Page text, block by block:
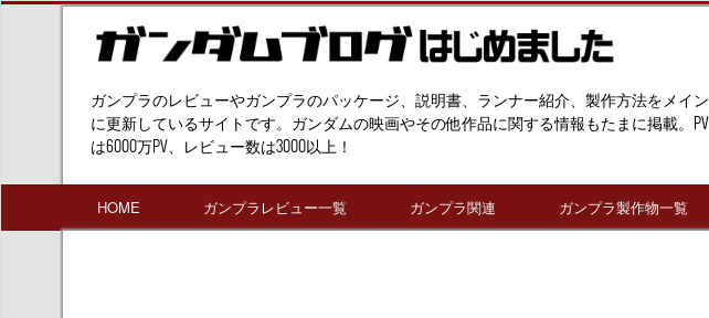
ガンプラのレビューやガンプラのパッケージ、説明書、ランナー紹介、製作方法をメイン
に更新しているサイトです。ガンダムの映画やその他作品に関する情報もたまに掲載。PV
は6000万PV、レビュー数は3000以上！
HOME ガンプラレビュー一覧 ガンプラ関連 ガンプラ製作物一覧